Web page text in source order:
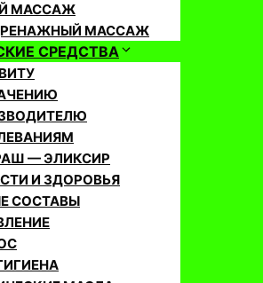
МАССАЖ
МАССАЖ
СРЕДСТВА
— ЭЛИКСИР
И ЗДОРОВЬЯ
СОСТАВЫ